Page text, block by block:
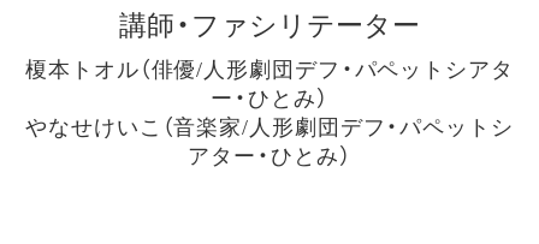
講師・ファシリテーター
榎本トオル（俳優/人形劇団デフ・パペットシアタ
ー・ひとみ）
やなせけいこ（音楽家/人形劇団デフ・パペットシ
アター・ひとみ）